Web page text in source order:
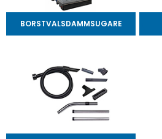
BORSTVALSDAMMSUGARE